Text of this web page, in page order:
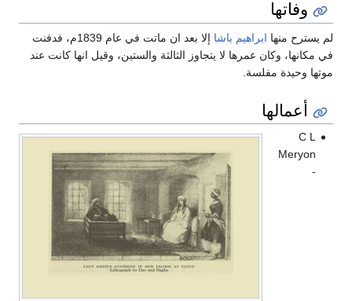
وفاتها
لم يسترح منها ابراهيم باشا
إلا بعد ان ماتت في عام 1839م، فدفنت
في مكانها، وكان عمرها لا يتجاوز الثالثة والستين، وقيل انها كانت عند
موتها وحيدة مفلسة.
أعمالها
C L
Meryon
-